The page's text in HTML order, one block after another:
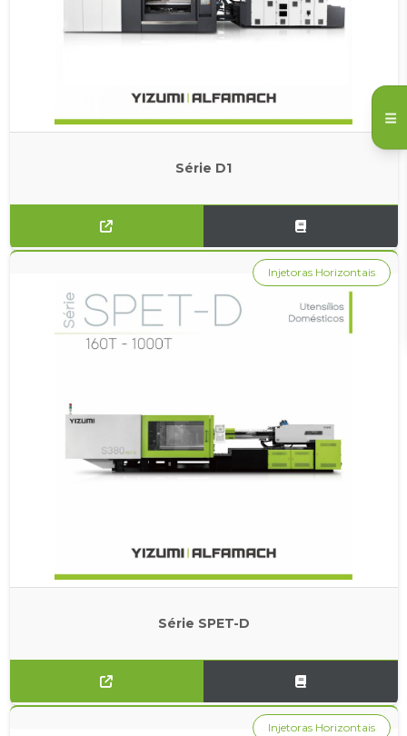
Série D1
Série SPET-D
Injetoras Horizontais
Injetoras Horizontais